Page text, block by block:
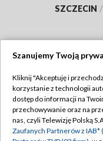
SZCZECIN /
Abonament TVP
Emisja w TVP
Szanujemy Twoją
Kliknij "Akceptuję i
korzystanie z technologii
dostęp do informacji na
przechowywanie oraz na
nas, czyli Telewizję Polską
Zaufanych Partnerów z IAB*